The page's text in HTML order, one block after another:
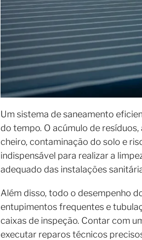
Um sistema de saneamento
do tempo. O acúmulo de
cheiro, contaminação do solo e
indispensável para realizar a
adequado das instalações
Além disso, todo o desempenho
entupimentos frequentes e
caixas de inspeção. Contar com
executar reparos técnicos